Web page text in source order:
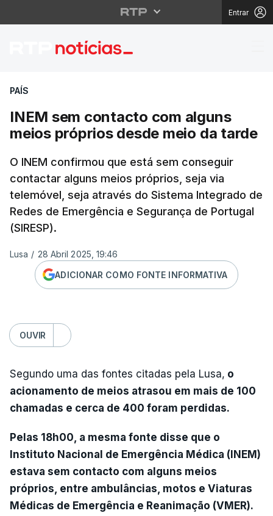
Entrar
INEM sem contacto
PAÍS
INEM sem contacto com alguns
meios próprios desde meio da tarde
O INEM confirmou que está sem conseguir
contactar alguns meios próprios, seja via
telemóvel, seja através do Sistema Integrado de
Redes de Emergência e Segurança de Portugal
(SIRESP).
Lusa / 28 Abril 2025, 19:46
ADICIONAR COMO FONTE INFORMATIVA
OUVIR
Segundo uma das fontes citadas pela Lusa, o
acionamento de meios atrasou em mais de 100
chamadas e cerca de 400 foram perdidas.
Pelas 18h00, a mesma fonte disse que o
Instituto Nacional de Emergência Médica (INEM)
estava sem contacto com alguns meios
próprios, entre ambulâncias, motos e Viaturas
Médicas de Emergência e Reanimação (VMER).